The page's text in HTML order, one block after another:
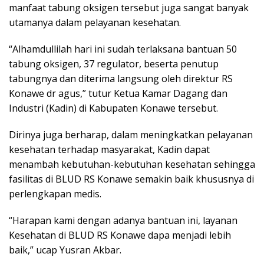
manfaat tabung oksigen tersebut juga sangat banyak
utamanya dalam pelayanan kesehatan.
“Alhamdullilah hari ini sudah terlaksana bantuan 50
tabung oksigen, 37 regulator, beserta penutup
tabungnya dan diterima langsung oleh direktur RS
Konawe dr agus,” tutur Ketua Kamar Dagang dan
Industri (Kadin) di Kabupaten Konawe tersebut.
Dirinya juga berharap, dalam meningkatkan pelayanan
kesehatan terhadap masyarakat, Kadin dapat
menambah kebutuhan-kebutuhan kesehatan sehingga
fasilitas di BLUD RS Konawe semakin baik khususnya di
perlengkapan medis.
“Harapan kami dengan adanya bantuan ini, layanan
Kesehatan di BLUD RS Konawe dapa menjadi lebih
baik,” ucap Yusran Akbar.